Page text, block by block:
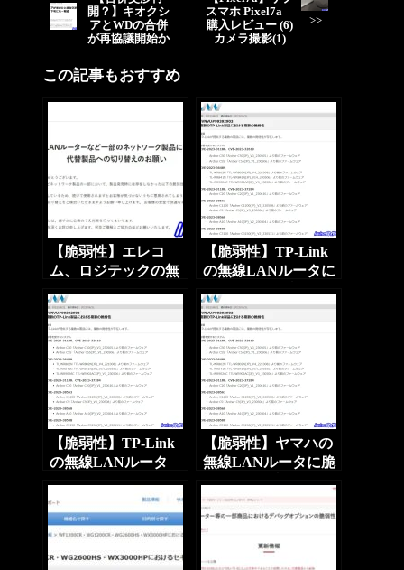
開？】キオクシ
アとWDの合併
が再協議開始か
スマホ Pixel7a
購入レビュー (6)
カメラ撮影(1)
>>
この記事もおすすめ
【脆弱性】エレコ
ム、ロジテックの無
線LANルータに脆弱
性 すぐ対策を
【脆弱性】TP-Link
の無線LANルータに
脆弱性 すぐ対策を
【脆弱性】TP-Link
の無線LANルータ
AX3000などに脆弱
性 すぐ対策を
【脆弱性】ヤマハの
無線LANルータに脆
弱性 すぐ対策を